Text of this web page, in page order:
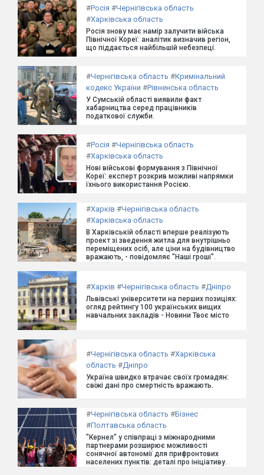
#Росія #Чернігівська область
#Харківська область
Росія знову має намір залучити війська
Північної Кореї: аналітик визначив регіон,
що піддається найбільшій небезпеці.
#Чернігівська область #Кримінальний
кодекс України #Рівненська область
У Сумській області виявили факт
хабарництва серед працівників
податкової служби.
#Росія #Чернігівська область
#Харківська область
Нові військові формування з Північної
Кореї: експерт розкрив можливі напрямки
їхнього використання Росією.
#Харків #Чернігівська область
#Харківська область
В Харківській області вперше реалізують
проект зі зведення житла для внутрішньо
переміщених осіб, але ціни на будівництво
вражають, - повідомляє "Наші гроші".
#Харків #Чернігівська область #Дніпро
Львівські університети на перших позиціях:
огляд рейтингу 100 українських вищих
навчальних закладів - Новини Твоє місто
#Чернігівська область #Харківська
область #Дніпро
Україна швидко втрачає своїх громадян:
свіжі дані про смертність вражають.
#Чернігівська область #Бізнес
#Полтавська область
"Кернел" у співпраці з міжнародними
партнерами розширює можливості
сонячної автономії для прифронтових
населених пунктів: деталі про ініціативу.